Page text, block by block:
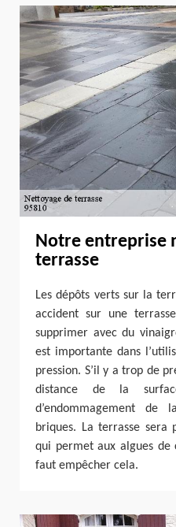
Notre entreprise
terrasse
Les dépôts verts sur la
accident sur une
supprimer avec du
est importante dans
pression. S’il y a trop de
distance de la
d’endommagement de
briques. La terrasse sera
qui permet aux algues de
faut empêcher cela.